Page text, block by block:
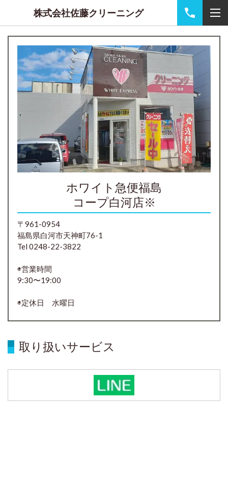
株式会社佐藤クリーニング
ホワイト急便福島
コープ白河店※
〒961-0954
福島県白河市天神町76-1
Tel 0248-22-3822
◉営業時間
9:30〜19:00
◉定休日 水曜日
取り扱いサービス